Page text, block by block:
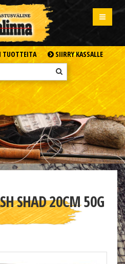
TUOTTEITA SIIRRY KASSALLE
SHAD 20CM 50G